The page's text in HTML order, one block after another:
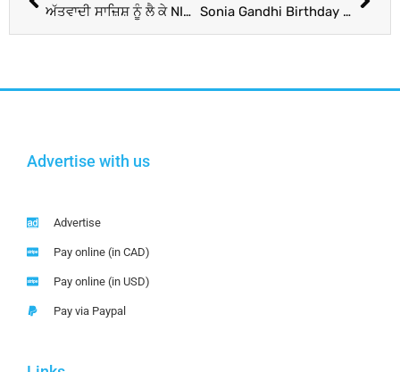
ਅੱਤਵਾਦੀ ਸਾਜ਼ਿਸ਼ ਨੂੰ ਲੈ ਕੇ NIA ਦੀ ਕਾਰਵਾਈ, ਮਹਾਰਾਸ਼ਟਰ-ਕਰਨਾਟਕ ‘ਚ 44 ਟਿਕਾਣਿਆਂ ‘ਤੇ ਛਾਪੇਮਾਰੀ; 13 ਮੁਲਜ਼ਮ ਗ੍ਰਿਫ਼ਤਾਰ Sonia Gandhi Birthday : ਸੋਨੀਆ ਗਾਂਧੀ ਨੂੰ ਜਨਮਦਿਨ ‘ਤੇ PM ਮੋਦੀ ਨੇ ਦਿੱਤੀ ਵਧਾਈ, ਲਿਖੀ ਇਹ ਪੋਸਟ
Advertise with us
Advertise
Pay online (in CAD)
Pay online (in USD)
Pay via Paypal